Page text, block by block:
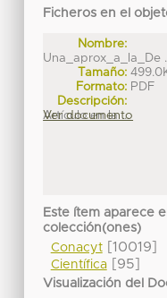
Ficheros en el
Nombre:
Una_aprox_a_la_De
Tamaño:
Formato: PDF
Descripción:
Artículo en la ...
Ver documento
Este ítem aparece
colección(ones)
Conacyt[10019]
Científica[95]
Visualización del